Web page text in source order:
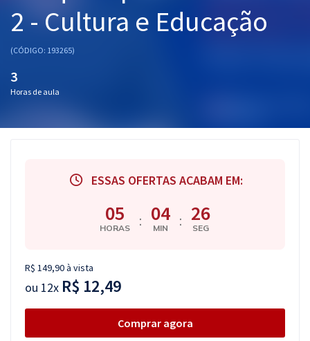
Pós
OAB
Atendimento
2 - Cultura e Educação
(CÓDIGO: 193265)
3
Horas de aula
ESSAS OFERTAS ACABAM EM:
05
HORAS : 04
MIN : 25
SEG
R$ 149,90 à vista
ou 12x R$ 12,49
Comprar agora